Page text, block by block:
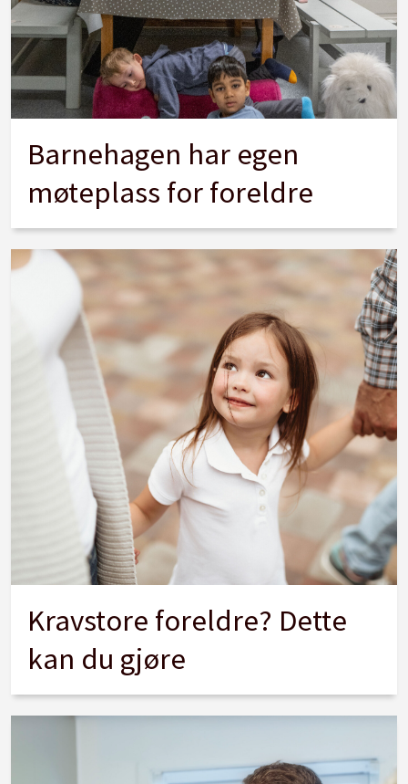
Barnehagen har egen
møteplass for foreldre
Kravstore foreldre? Dette
kan du gjøre